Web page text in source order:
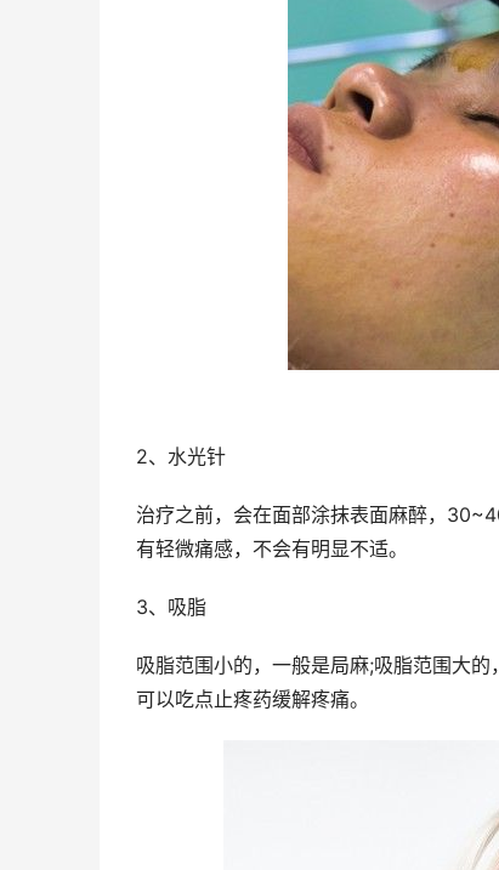
2、水光针
治疗之前，会在面部涂抹表面麻醉，
有轻微痛感，不会有明显不适。
3、吸脂
吸脂范围小的，一般是局麻;吸脂范围大
可以吃点止疼药缓解疼痛。